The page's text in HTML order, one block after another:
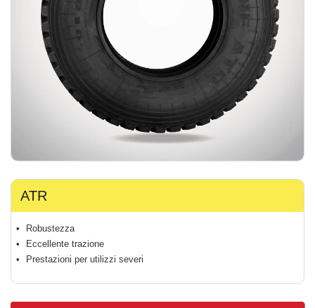
ATR
Robustezza
Eccellente trazione
Prestazioni per utilizzi severi